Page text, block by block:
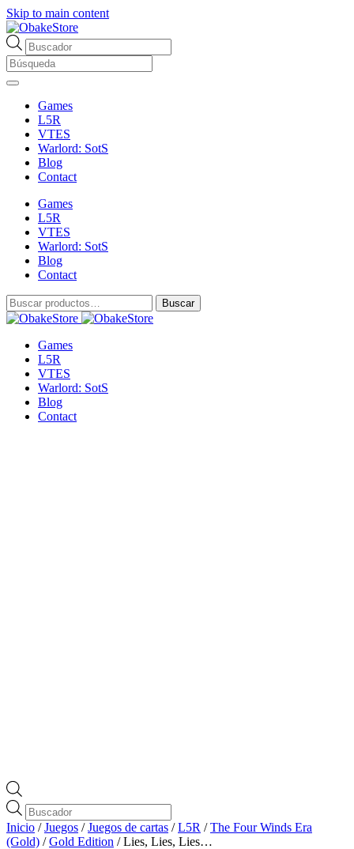
Skip to main content
Búsqueda
de
productos
Games
L5R
VTES
Warlord: SotS
Blog
Contact
Games
L5R
VTES
Warlord: SotS
Blog
Contact
Buscar
por:
Buscar
Games
L5R
VTES
Warlord: SotS
Blog
Contact
Búsqueda
de
productos
Inicio /Juegos /Juegos de cartas /L5R /The Four Winds Era
(Gold) /Gold Edition / Lies, Lies, Lies…